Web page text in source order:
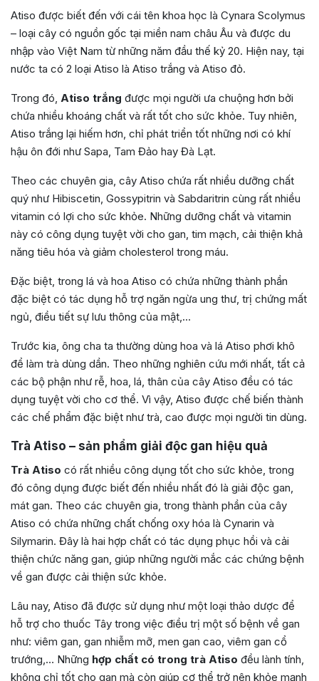
Atiso được biết đến với cái tên khoa học là Cynara Scolymus
– loại cây có nguồn gốc tại miền nam châu Âu và được du
nhập vào Việt Nam từ những năm đầu thế kỷ 20. Hiện nay, tại
nước ta có 2 loại Atiso là Atiso trắng và Atiso đỏ.
Trong đó, Atiso trắng được mọi người ưa chuộng hơn bởi
chứa nhiều khoáng chất và rất tốt cho sức khỏe. Tuy nhiên,
Atiso trắng lại hiếm hơn, chỉ phát triển tốt những nơi có khí
hậu ôn đới như Sapa, Tam Đảo hay Đà Lạt.
Theo các chuyên gia, cây Atiso chứa rất nhiều dưỡng chất
quý như Hibiscetin, Gossypitrin và Sabdaritrin cùng rất nhiều
vitamin có lợi cho sức khỏe. Những dưỡng chất và vitamin
này có công dụng tuyệt vời cho gan, tim mạch, cải thiện khả
năng tiêu hóa và giảm cholesterol trong máu.
Đặc biệt, trong lá và hoa Atiso có chứa những thành phần
đặc biệt có tác dụng hỗ trợ ngăn ngừa ung thư, trị chứng mất
ngủ, điều tiết sự lưu thông của mật,…
Trước kia, ông cha ta thường dùng hoa và lá Atiso phơi khô
để làm trà dùng dần. Theo những nghiên cứu mới nhất, tất cả
các bộ phận như rễ, hoa, lá, thân của cây Atiso đều có tác
dụng tuyệt vời cho cơ thể. Vì vậy, Atiso được chế biến thành
các chế phẩm đặc biệt như trà, cao được mọi người tin dùng.
Trà Atiso – sản phẩm giải độc gan hiệu quả
Trà Atiso có rất nhiều công dụng tốt cho sức khỏe, trong
đó công dụng được biết đến nhiều nhất đó là giải độc gan,
mát gan. Theo các chuyên gia, trong thành phần của cây
Atiso có chứa những chất chống oxy hóa là Cynarin và
Silymarin. Đây là hai hợp chất có tác dụng phục hồi và cải
thiện chức năng gan, giúp những người mắc các chứng bệnh
về gan được cải thiện sức khỏe.
Lâu nay, Atiso đã được sử dụng như một loại thảo dược để
hỗ trợ cho thuốc Tây trong việc điều trị một số bệnh về gan
như: viêm gan, gan nhiễm mỡ, men gan cao, viêm gan cổ
trướng,… Những hợp chất có trong trà Atiso đều lành tính,
không chỉ tốt cho gan mà còn giúp cơ thể trở nên khỏe mạnh